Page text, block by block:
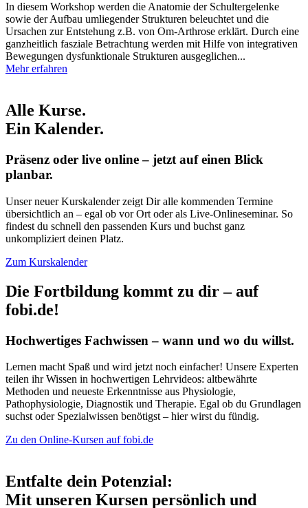
In diesem Workshop werden die Anatomie der Schultergelenke
sowie der Aufbau umliegender Strukturen beleuchtet und die
Ursachen zur Entstehung z.B. von Om-Arthrose erklärt. Durch eine
ganzheitlich fasziale Betrachtung werden mit Hilfe von integrativen
Bewegungen dysfunktionale Strukturen ausgeglichen...
Mehr erfahren
Alle Kurse.
Ein Kalender.
Präsenz oder live online – jetzt auf einen Blick
planbar.
Unser neuer Kurskalender zeigt Dir alle kommenden Termine
übersichtlich an – egal ob vor Ort oder als Live-Onlineseminar. So
findest du schnell den passenden Kurs und buchst ganz
unkompliziert deinen Platz.
Zum Kurskalender
Die Fortbildung kommt zu dir – auf
fobi.de!
Hochwertiges Fachwissen – wann und wo du willst.
Lernen macht Spaß und wird jetzt noch einfacher! Unsere Experten
teilen ihr Wissen in hochwertigen Lehrvideos: altbewährte
Methoden und neueste Erkenntnisse aus Physiologie,
Pathophysiologie, Diagnostik und Therapie. Egal ob du Grundlagen
suchst oder Spezialwissen benötigst – hier wirst du fündig.
Zu den Online-Kursen auf fobi.de
Entfalte dein Potenzial:
Mit unseren Kursen persönlich und